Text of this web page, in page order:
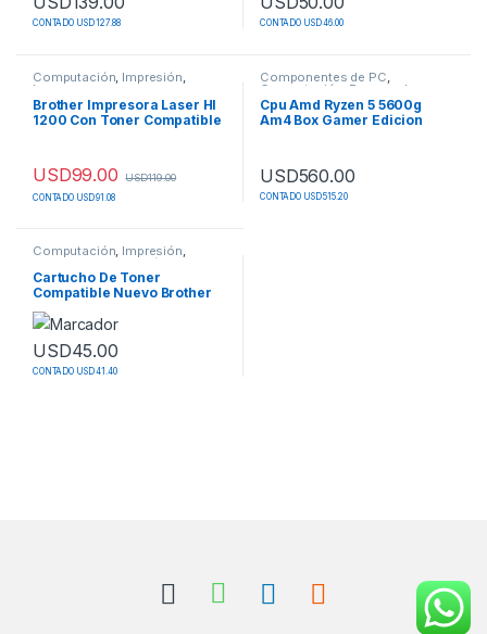
CONTADO USD 127.88
Este producto tiene múltiples variantes. Las opciones se
CONTADO USD 46.00
Computación, Impresión,
Impresoras
Brother Impresora Laser Hl
1200 Con Toner Compatible
USD99.00 USD119.00
CONTADO USD 91.08
Componentes de PC,
Computación Procesadores
Cpu Amd Ryzen 5 5600g
Am4 Box Gamer Edicion
USD560.00
CONTADO USD 515.20
Computación Impresión
Insumos de Impresión Toner
Cartucho De Toner
Compatible Nuevo Brother
Tn-450 / Tn-410
USD45.00
CONTADO USD 41.40